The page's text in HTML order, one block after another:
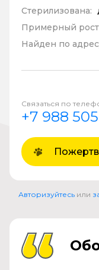
Стерилизована:
Примерный рост
Найден по
Связаться по
+7 988
Авторизуйтесь или